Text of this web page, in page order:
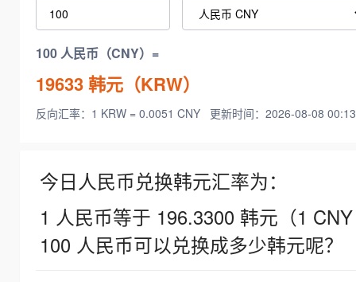
100 人民币（CNY）=
19633韩元（KRW）
反向汇率：1 KRW = 0.0051 CNY 更新时间：2026-08-08
今日人民币兑换韩元汇率为：
1 人民币等于 196.3300 韩元（1
100 人民币可以兑换成多少韩元呢？